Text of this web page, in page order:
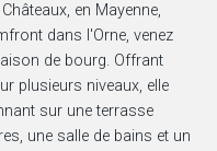
en Mayenne,
dans l'Orne, venez
de bourg. Offrant
plusieurs niveaux, elle
sur une terrasse
une salle de bains et un